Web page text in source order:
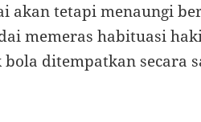
akan tetapi menaungi
memeras habituasi
bola ditempatkan secara